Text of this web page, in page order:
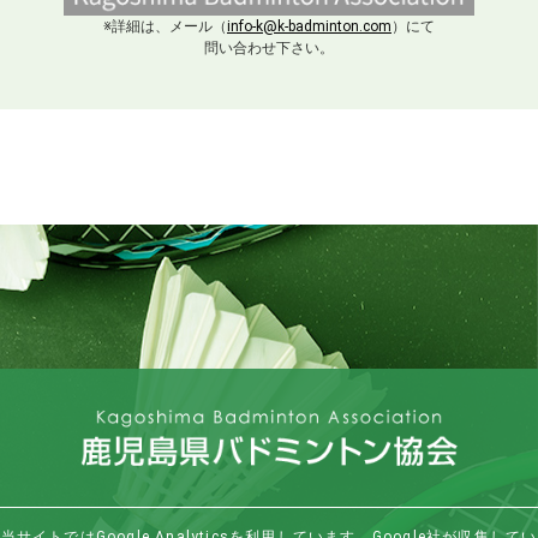
※詳細は、メール（info-k@k-badminton.com ）にて
問い合わせ下さい。